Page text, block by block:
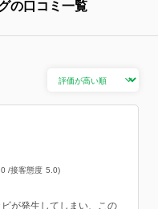
の口コミ一覧
接客態度 5.0
が発生してしまい、この